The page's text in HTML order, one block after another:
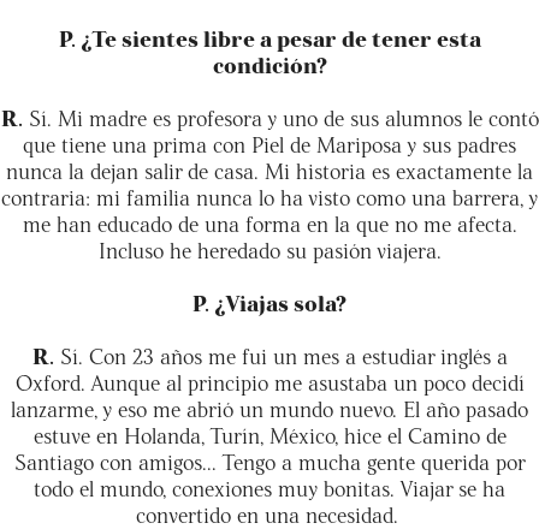
P. ¿Te sientes libre a pesar de tener esta
condición?
R. Sí. Mi madre es profesora y uno de sus alumnos le contó
que tiene una prima con Piel de Mariposa y sus padres
nunca la dejan salir de casa. Mi historia es exactamente la
contraria: mi familia nunca lo ha visto como una barrera, y
me han educado de una forma en la que no me afecta.
Incluso he heredado su pasión viajera.
P. ¿Viajas sola?
R. Sí. Con 23 años me fui un mes a estudiar inglés a
Oxford. Aunque al principio me asustaba un poco decidí
lanzarme, y eso me abrió un mundo nuevo. El año pasado
estuve en Holanda, Turín, México, hice el Camino de
Santiago con amigos... Tengo a mucha gente querida por
todo el mundo, conexiones muy bonitas. Viajar se ha
convertido en una necesidad.